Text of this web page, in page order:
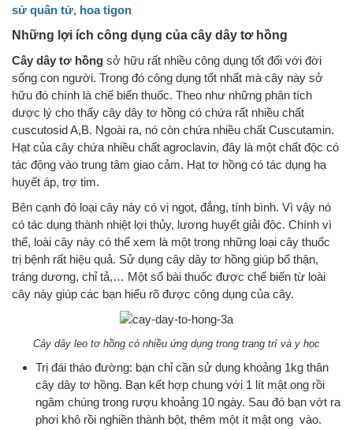
sử quân tử, hoa tigon
Những lợi ích công dụng của cây dây tơ hồng
Cây dây tơ hồng sở hữu rất nhiều công dụng tốt đối với đời
sống con người. Trong đó công dụng tốt nhất mà cây này sở
hữu đó chính là chế biến thuốc. Theo như những phân tích
dược lý cho thấy cây dây tơ hồng có chứa rất nhiều chất
cuscutosid A,B. Ngoài ra, nó còn chứa nhiều chất Cuscutamin.
Hạt của cây chứa nhiều chất agroclavin, đây là một chất độc có
tác động vào trung tâm giao cảm. Hạt tơ hồng có tác dụng hạ
huyết áp, trợ tim.
Bên cạnh đó loại cây này có vị ngọt, đắng, tính bình. Vì vậy nó
có tác dụng thành nhiệt lợi thủy, lương huyết giải độc. Chính vì
thế, loài cây này có thể xem là một trong những loại cây thuốc
trị bệnh rất hiệu quả. Sử dụng cây dây tơ hồng giúp bổ thận,
tráng dương, chỉ tả,… Một số bài thuốc được chế biến từ loài
cây này giúp các bạn hiểu rõ được công dụng của cây.
Cây dây leo tơ hồng có nhiều ứng dụng trong trang trí và y học
Trị đái tháo đường: bạn chỉ cần sử dụng khoảng 1kg thân
cây dây tơ hồng. Bạn kết hợp chung với 1 lít mật ong rồi
ngâm chúng trong rượu khoảng 10 ngày. Sau đó bạn vớt ra
phơi khô rồi nghiền thành bột, thêm một ít mật ong vào.